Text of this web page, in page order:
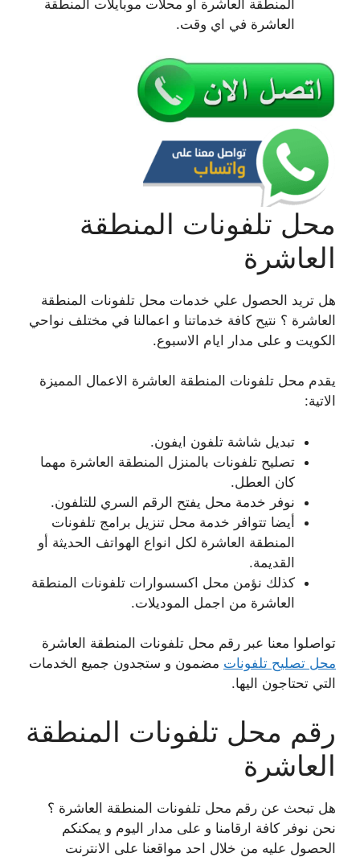
المنطقة العاشرة أو محلات موبايلات المنطقة
العاشرة في اي وقت.
محل تلفونات المنطقة
العاشرة
هل تريد الحصول علي خدمات محل تلفونات المنطقة
العاشرة ؟ نتيح كافة خدماتنا و اعمالنا في مختلف نواحي
الكويت و على مدار ايام الاسبوع.
يقدم محل تلفونات المنطقة العاشرة الاعمال المميزة
الاتية:
تبديل شاشة تلفون ايفون.
تصليح تلفونات بالمنزل المنطقة العاشرة مهما
كان العطل.
نوفر خدمة محل يفتح الرقم السري للتلفون.
أيضا تتوافر خدمة محل تنزيل برامج تلفونات
المنطقة العاشرة لكل انواع الهواتف الحديثة أو
القديمة.
كذلك نؤمن محل اكسسوارات تلفونات المنطقة
العاشرة من اجمل الموديلات.
تواصلوا معنا عبر رقم محل تلفونات المنطقة العاشرة
محل تصليح تلفونات مضمون و ستجدون جميع الخدمات
التي تحتاجون اليها.
رقم محل تلفونات المنطقة
العاشرة
هل تبحث عن رقم محل تلفونات المنطقة العاشرة ؟
نحن نوفر كافة ارقامنا و على مدار اليوم و يمكنكم
الحصول عليه من خلال احد مواقعنا على الانترنت